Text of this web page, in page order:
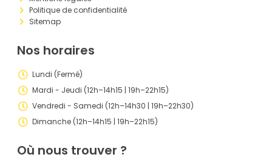
Politique de confidentialité
Sitemap
Nos horaires
Lundi (Fermé)
Mardi - Jeudi (12h–14h15 | 19h–22h15)
Vendredi - Samedi (12h–14h30 | 19h–22h30)
Dimanche (12h–14h15 | 19h–22h15)
Où nous trouver ?